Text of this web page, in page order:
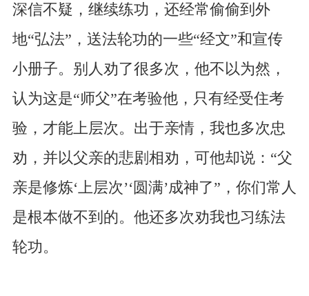
深信不疑，继续练功，还经常偷偷到外
地“弘法”，送法轮功的一些“经文”和宣传
小册子。别人劝了很多次，他不以为然，
认为这是“师父”在考验他，只有经受住考
验，才能上层次。出于亲情，我也多次忠
劝，并以父亲的悲剧相劝，可他却说：“父
亲是修炼‘上层次’‘圆满’成神了”，你们常人
是根本做不到的。他还多次劝我也习练法
轮功。